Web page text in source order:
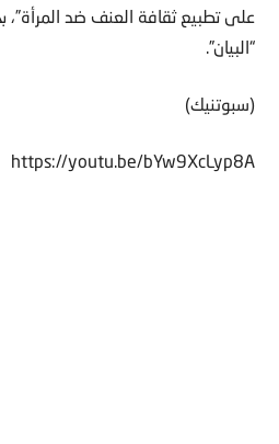
على تطبيع ثقافة العنف ضد
“البيان”.
(سبوتنيك)
https://youtu.be/bYw9XcLyp8A